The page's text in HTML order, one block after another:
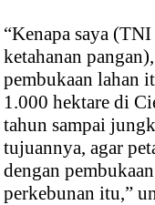
“Kenapa saya
ketahanan
pembukaan lahan
1.000 hektare di
tahun sampai
tujuannya, agar
dengan
perkebunan itu,”